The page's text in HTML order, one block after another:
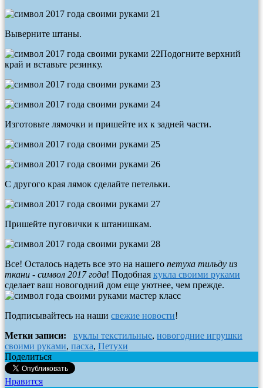
Выверните штаны.
Подогните верхний
край и вставьте резинку.
Изготовьте лямочки и пришейте их к задней части.
С другого края лямок сделайте петельки.
Пришейте пуговички к штанишкам.
Все! Осталось надеть все это на нашего петуха тильду из
ткани - символ 2017 года! Подобная кукла своими руками
сделает ваш новогодний дом еще уютнее, чем прежде.
Подписывайтесь на наши свежие новости!
Метки записи:
куклы текстильные, новогодние игрушки
своими руками, пасха, Петухи
Поделиться
Нравится